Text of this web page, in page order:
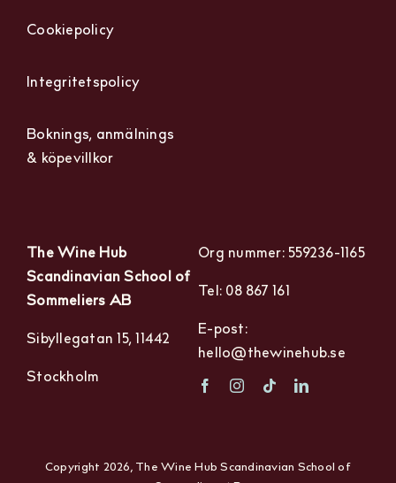
Cookiepolicy
Integritetspolicy
Boknings, anmälnings
& köpevillkor
The Wine Hub
Scandinavian School of
Sommeliers AB
Sibyllegatan 15, 11442
Stockholm
Org nummer: 559236-1165
Tel: 08 867 161
E-post:
hello@thewinehub.se
Copyright 2026, The Wine Hub Scandinavian School of